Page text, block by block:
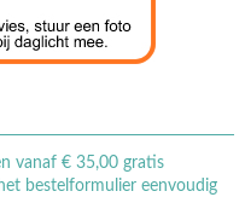
vanaf € 35,00 gratis
bestelformulier eenvoudig